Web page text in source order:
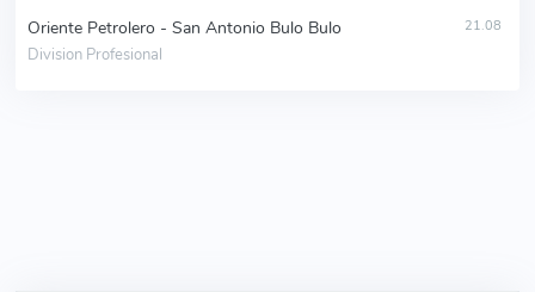
Oriente Petrolero - San Antonio Bulo Bulo
Division Profesional
21.08